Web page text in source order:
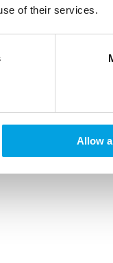
of their services.
Allow